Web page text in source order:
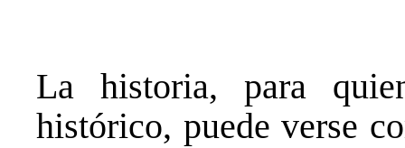
La historia, para
histórico, puede verse